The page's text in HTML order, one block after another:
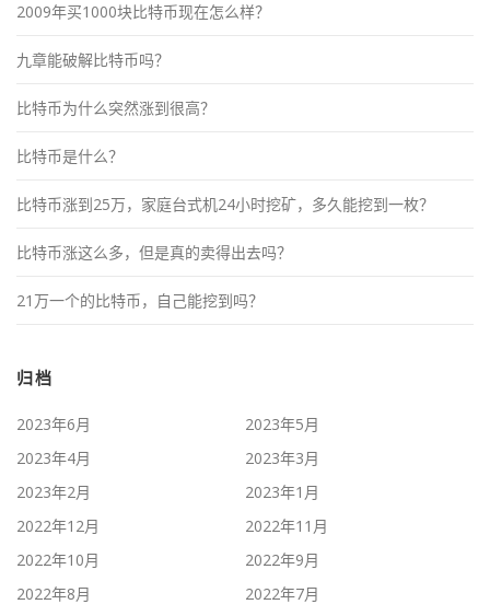
2009年买1000块比特币现在怎么样？
九章能破解比特币吗？
比特币为什么突然涨到很高？
比特币是什么？
比特币涨到25万，家庭台式机24小时挖矿，多久能挖到一枚？
比特币涨这么多，但是真的卖得出去吗？
21万一个的比特币，自己能挖到吗？
归档
2023年6月
2023年5月
2023年4月
2023年3月
2023年2月
2023年1月
2022年12月
2022年11月
2022年10月
2022年9月
2022年8月
2022年7月